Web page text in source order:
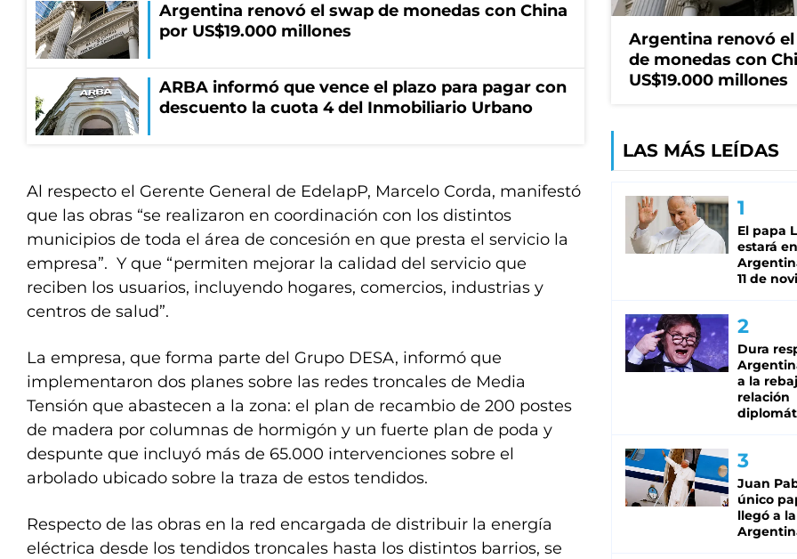
Argentina renovó el swap de monedas con China
por US$19.000 millones
ARBA informó que vence el plazo para pagar con
descuento la cuota 4 del Inmobiliario Urbano
Al respecto el Gerente General de EdelapP, Marcelo Corda, manifestó
que las obras “se realizaron en coordinación con los distintos
municipios de toda el área de concesión en que presta el servicio la
empresa”. Y que “permiten mejorar la calidad del servicio que
reciben los usuarios, incluyendo hogares, comercios, industrias y
centros de salud”.
La empresa, que forma parte del Grupo DESA, informó que
implementaron dos planes sobre las redes troncales de Media
Tensión que abastecen a la zona: el plan de recambio de 200 postes
de madera por columnas de hormigón y un fuerte plan de poda y
despunte que incluyó más de 65.000 intervenciones sobre el
arbolado ubicado sobre la traza de estos tendidos.
Respecto de las obras en la red encargada de distribuir la energía
eléctrica desde los tendidos troncales hasta los distintos barrios, se
Argentina renovó
de monedas con
US$19.000 millones
LAS MÁS LEÍDAS
El papa
estará
11 de
Dura
a la
relación
Juan
único
llegó a la